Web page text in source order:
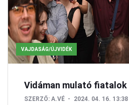
VAJDASÁG/ÚJVIDÉK
Vidáman mulató fiatalok
SZERZŐ: A.VÉ 2024. 04. 16. 13:38